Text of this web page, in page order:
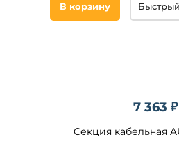
В корзину
7 363 ₽
Секция кабельная